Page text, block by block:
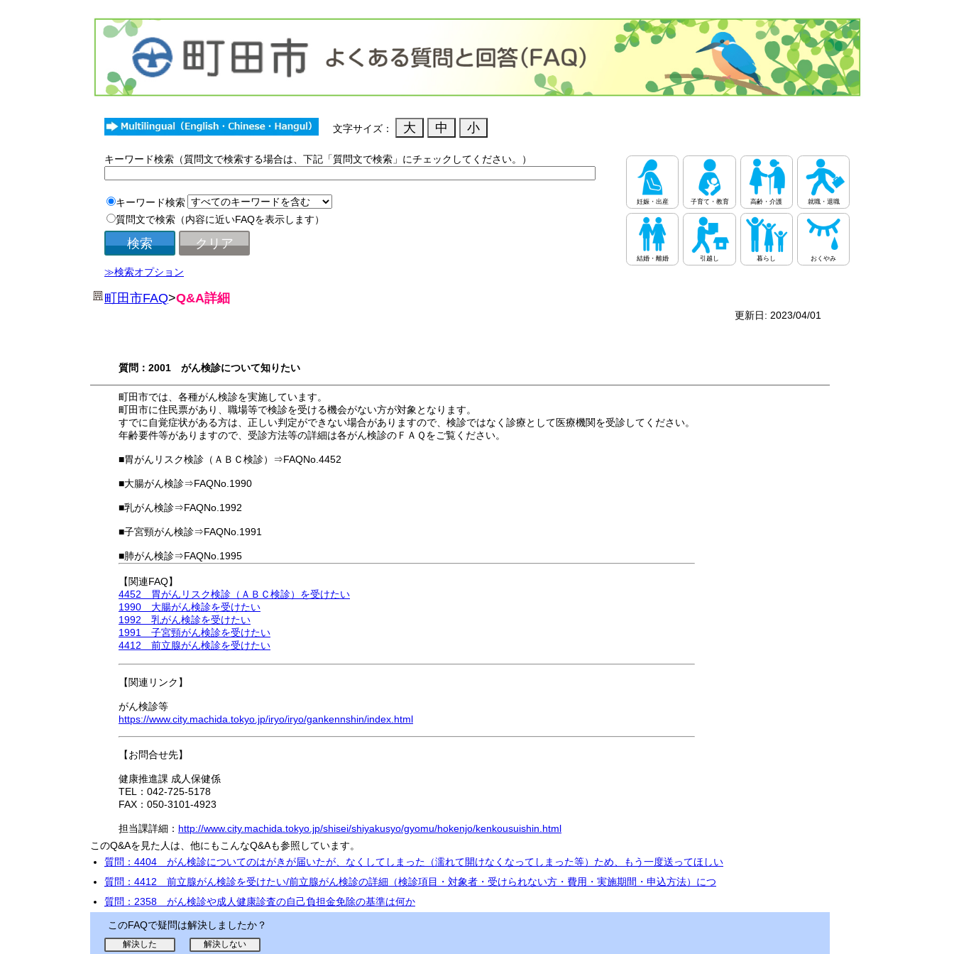
文字サイズ：
キーワード検索（質問文で検索する場合は、下記「質問文で検索」にチェックしてください。）
キーワード検索
質問文で検索（内容に近いFAQを表示します）
≫検索オプション
町田市FAQ>Q&A詳細
更新日: 2023/04/01
質問：2001 がん検診について知りたい
町田市では、各種がん検診を実施しています。
町田市に住民票があり、職場等で検診を受ける機会がない方が対象となります。
すでに自覚症状がある方は、正しい判定ができない場合がありますので、検診ではなく診療として医療機関を受診してください。
年齢要件等がありますので、受診方法等の詳細は各がん検診のＦＡＱをご覧ください。
■胃がんリスク検診（ＡＢＣ検診）⇒FAQNo.4452
■大腸がん検診⇒FAQNo.1990
■乳がん検診⇒FAQNo.1992
■子宮頸がん検診⇒FAQNo.1991
■肺がん検診⇒FAQNo.1995
【関連FAQ】
4452 胃がんリスク検診（ＡＢＣ検診）を受けたい
1990 大腸がん検診を受けたい
1992 乳がん検診を受けたい
1991 子宮頸がん検診を受けたい
4412 前立腺がん検診を受けたい
【関連リンク】
がん検診等
https://www.city.machida.tokyo.jp/iryo/iryo/gankennshin/index.html
【お問合せ先】
健康推進課 成人保健係
TEL：042-725-5178
FAX：050-3101-4923
担当課詳細： http://www.city.machida.tokyo.jp/shisei/shiyakusyo/gyomu/hokenjo/kenkousuishin.html
このQ&Aを見た人は、他にもこんなQ&Aも参照しています。
質問：4404 がん検診についてのはがきが届いたが、なくしてしまった（濡れて開けなくなってしまった等）ため、もう一度送ってほしい
質問：4412 前立腺がん検診を受けたい/前立腺がん検診の詳細（検診項目・対象者・受けられない方・費用・実施期間・申込方法）につ
質問：2358 がん検診や成人健康診査の自己負担金免除の基準は何か
このFAQで疑問は解決しましたか？
妊娠・出産 子育て・教育 高齢・介護 就職・退職
結婚・離婚 引越し 暮らし おくやみ